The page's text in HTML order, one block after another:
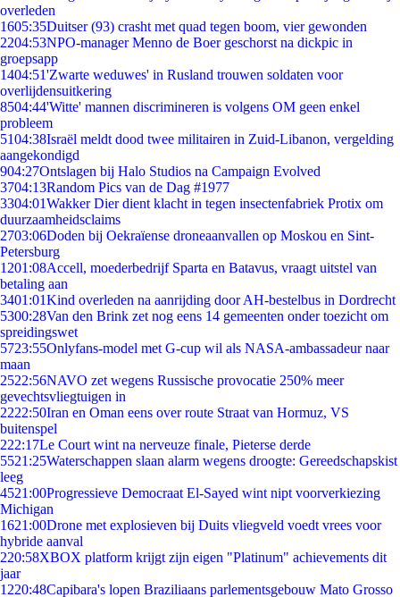
overleden
1605:35Duitser (93) crasht met quad tegen boom, vier gewonden
2204:53NPO-manager Menno de Boer geschorst na dickpic in
groepsapp
1404:51'Zwarte weduwes' in Rusland trouwen soldaten voor
overlijdensuitkering
8504:44'Witte' mannen discrimineren is volgens OM geen enkel
probleem
5104:38Israël meldt dood twee militairen in Zuid-Libanon, vergelding
aangekondigd
904:27Ontslagen bij Halo Studios na Campaign Evolved
3704:13Random Pics van de Dag #1977
3304:01Wakker Dier dient klacht in tegen insectenfabriek Protix om
duurzaamheidsclaims
2703:06Doden bij Oekraïense droneaanvallen op Moskou en Sint-
Petersburg
1201:08Accell, moederbedrijf Sparta en Batavus, vraagt uitstel van
betaling aan
3401:01Kind overleden na aanrijding door AH-bestelbus in Dordrecht
5300:28Van den Brink zet nog eens 14 gemeenten onder toezicht om
spreidingswet
5723:55Onlyfans-model met G-cup wil als NASA-ambassadeur naar
maan
2522:56NAVO zet wegens Russische provocatie 250% meer
gevechtsvliegtuigen in
2222:50Iran en Oman eens over route Straat van Hormuz, VS
buitenspel
222:17Le Court wint na nerveuze finale, Pieterse derde
5521:25Waterschappen slaan alarm wegens droogte: Gereedschapskist
leeg
4521:00Progressieve Democraat El-Sayed wint nipt voorverkiezing
Michigan
1621:00Drone met explosieven bij Duits vliegveld voedt vrees voor
hybride aanval
220:58XBOX platform krijgt zijn eigen "Platinum" achievements dit
jaar
1220:48Capibara's lopen Braziliaans parlementsgebouw Mato Grosso